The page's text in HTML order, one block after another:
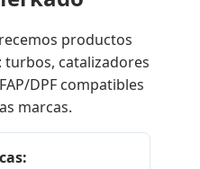
productos
turbos, catalizadores
DPF compatibles
marcas.